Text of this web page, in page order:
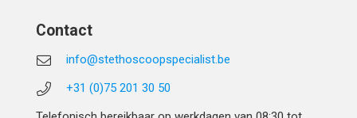
Contact
info@stethoscoopspecialist.be
+31 (0)75 201 30 50